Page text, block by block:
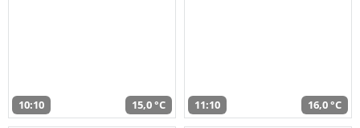
10:10 15,0 °C 11:10 16,0 °C